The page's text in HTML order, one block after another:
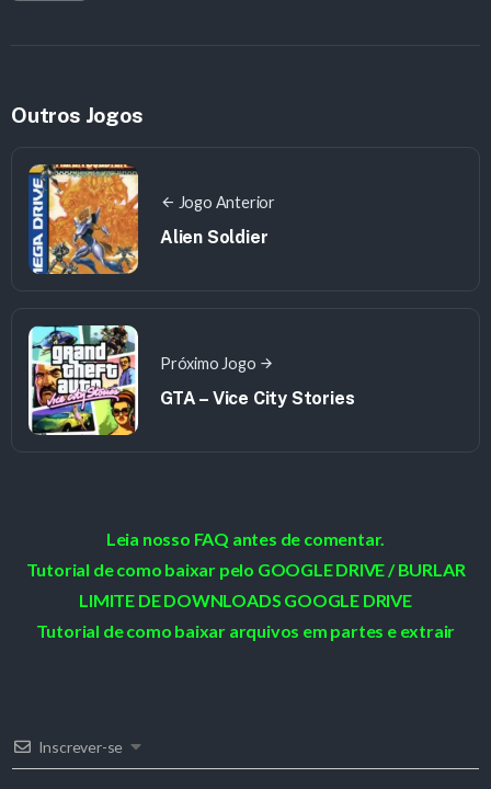
Outros Jogos
Jogo Anterior
Alien Soldier
Próximo Jogo
GTA – Vice City Stories
Leia nosso FAQ antes de comentar.
Tutorial de como baixar pelo GOOGLE DRIVE / BURLAR
LIMITE DE DOWNLOADS GOOGLE DRIVE
Tutorial de como baixar arquivos em partes e extrair
Inscrever-se